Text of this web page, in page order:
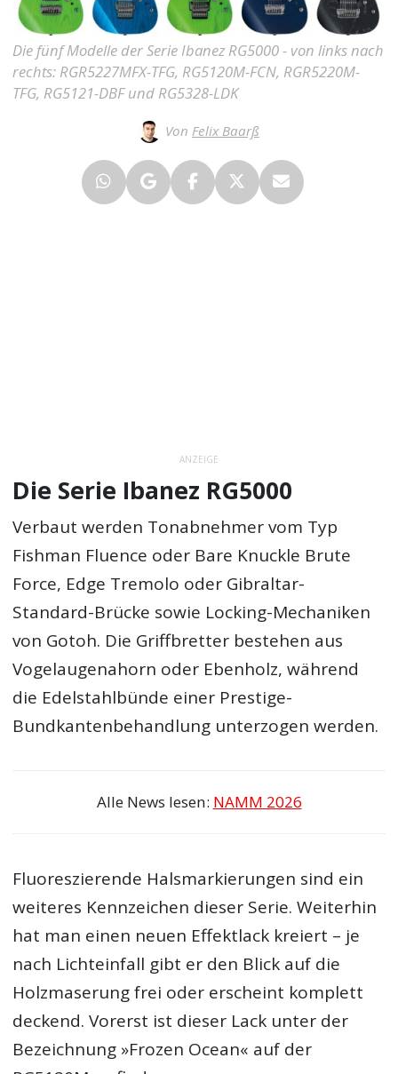
Die fünf Modelle der Serie Ibanez RG5000 - von links nach
rechts: RGR5227MFX-TFG, RG5120M-FCN, RGR5220M-
TFG, RG5121-DBF und RG5328-LDK
Von Felix Baarß
ANZEIGE
Die Serie Ibanez RG5000
Verbaut werden Tonabnehmer vom Typ
Fishman Fluence oder Bare Knuckle Brute
Force, Edge Tremolo oder Gibraltar-
Standard-Brücke sowie Locking-Mechaniken
von Gotoh. Die Griffbretter bestehen aus
Vogelaugenahorn oder Ebenholz, während
die Edelstahlbünde einer Prestige-
Bundkantenbehandlung unterzogen werden.
Alle News lesen: NAMM 2026
Fluoreszierende Halsmarkierungen sind ein
weiteres Kennzeichen dieser Serie. Weiterhin
hat man einen neuen Effektlack kreiert – je
nach Lichteinfall gibt er den Blick auf die
Holzmaserung frei oder erscheint komplett
deckend. Vorerst ist dieser Lack unter der
Bezeichnung »Frozen Ocean« auf der